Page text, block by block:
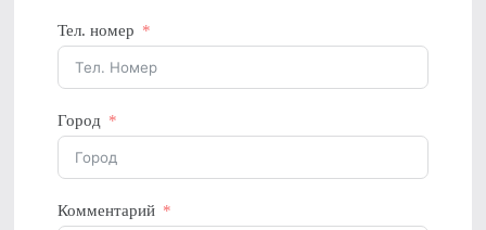
Тел. номер
Город
Комментарий